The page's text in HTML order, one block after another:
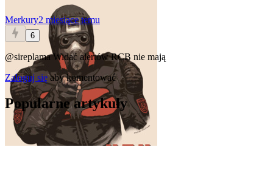
Merkury2 miesiące temu
6
@sireplamaWidać alertów RCB nie mają
Zaloguj sięaby komentować
Popularne artykuły